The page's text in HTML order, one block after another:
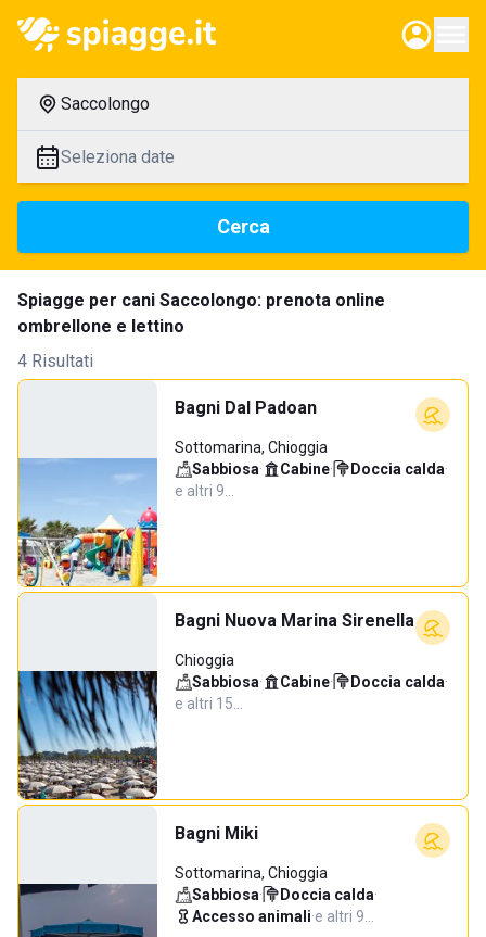
Saccolongo
Seleziona date
Cerca
Spiagge per cani Saccolongo: prenota online
ombrellone e lettino
4 Risultati
Bagni Dal Padoan
Sottomarina, Chioggia
Sabbiosa· Cabine· Doccia calda·
e altri 9…
Bagni Nuova Marina Sirenella
Chioggia
Sabbiosa· Cabine· Doccia calda·
e altri 15…
Bagni Miki
Sottomarina, Chioggia
Sabbiosa· Doccia calda·
Accesso animali·e altri 9…